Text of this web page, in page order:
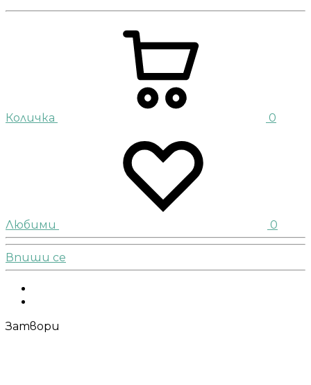
Количка 0
Любими 0
Впиши се
Затвори